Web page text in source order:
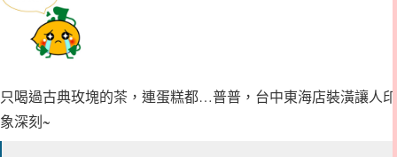
只喝過古典玫塊的茶，連蛋糕都…普普，台中東海店裝潢讓人印
象深刻~